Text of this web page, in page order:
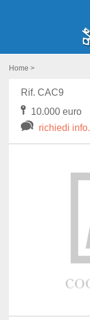
Home >
Rif. CAC9
10.000 euro
richiedi info.